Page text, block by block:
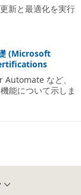
新と最適化を実行
(Microsoft
など、
能について示しま